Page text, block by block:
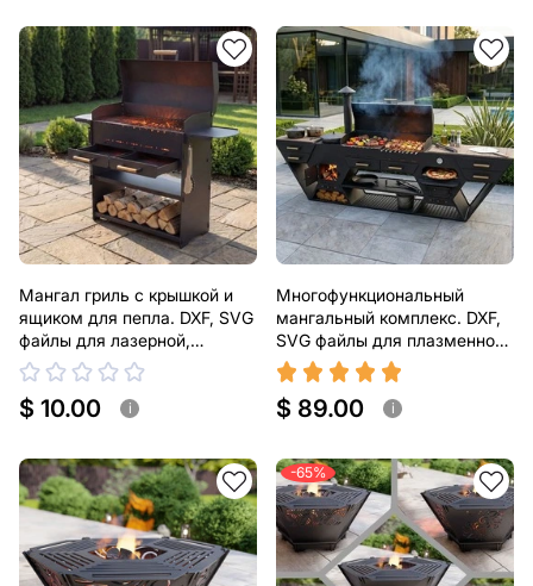
Мангал гриль с крышкой и
ящиком для пепла. DXF, SVG
файлы для лазерной,
плазменной резки
$ 10.00 i
Многофункциональный
мангальный комплекс. DXF,
SVG файлы для плазменной,
лазерной резки. Уличная
кухня. 3-в-1: Зона барбекю +
Печь для пиццы + Печь под
$ 89.00 i
-65%